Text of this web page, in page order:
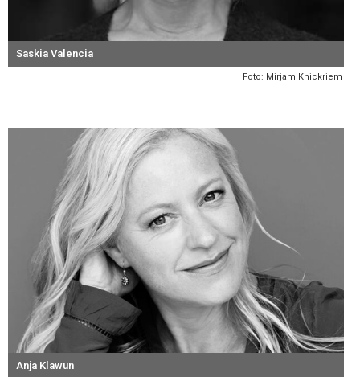
Saskia Valencia
Foto: Mirjam Knickriem
Anja Klawun